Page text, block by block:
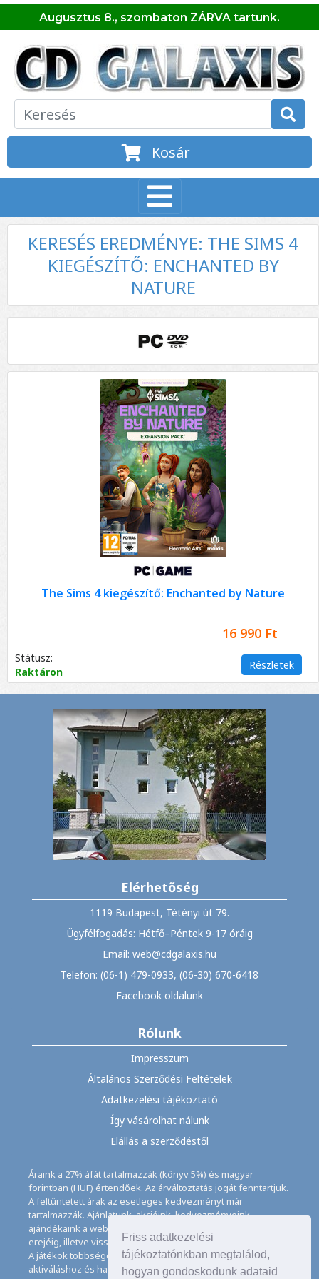
Friss adatkezelési
tájékoztatónkban megtalálod,
hogyan gondoskodunk adataid
Augusztus 8., szombaton ZÁRVA tartunk.
Kosár
KERESÉS EREDMÉNYE: THE SIMS 4
KIEGÉSZÍTŐ: ENCHANTED BY
NATURE
The Sims 4 kiegészítő: Enchanted by Nature
16 990 Ft
Státusz:
Raktáron
Részletek
Elérhetőség
1119 Budapest, Tétényi út 79.
Ügyfélfogadás: Hétfő–Péntek 9-17 óráig
Email: web@cdgalaxis.hu
Telefon: (06-1) 479-0933, (06-30) 670-6418
Facebook oldalunk
Rólunk
Impresszum
Általános Szerződési Feltételek
Adatkezelési tájékoztató
Így vásárolhat nálunk
Elállás a szerződéstől
Áraink a 27% áfát tartalmazzák (könyv 5%) és magyar
forintban (HUF) értendőek. Az árváltoztatás jogát fenntartjuk.
A feltüntetett árak az esetleges kedvezményt már
tartalmazzák. Ajánlatunk, akcióink, kedvezményeink,
ajándékaink a webáruházban feltüntetett ideig, a készletek
erejéig, illetve visszavonásig érvényesek.
A játékok többségéhez angol nyelvismeret illetve az
aktiváláshoz és használathoz internet kapcsolat szükséges